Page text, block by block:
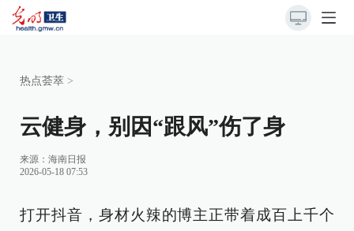
热点荟萃 >
云健身，别因“跟风”伤了身
来源： 海南日报
2026-05-18 07:53
打开抖音，身材火辣的博主正带着成百上千个